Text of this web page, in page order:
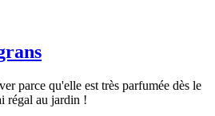
parce qu'elle est très parfumée dès le
régal au jardin !